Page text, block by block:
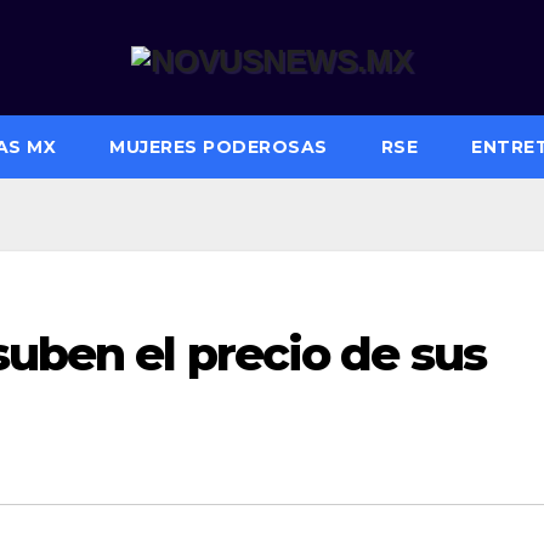
MX MUJERES PODEROSAS RSE
el precio de sus